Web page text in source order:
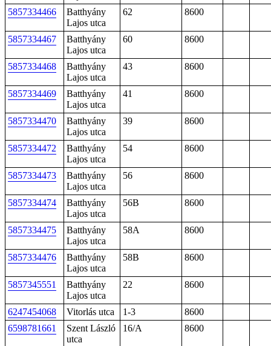
5857334466
Batthyány
Lajos utca
62 8600
5857334467
Batthyány
Lajos utca
60 8600
5857334468
Batthyány
Lajos utca
43 8600
5857334469
Batthyány
Lajos utca
41 8600
5857334470
Batthyány
Lajos utca
39 8600
5857334472
Batthyány
Lajos utca
54 8600
5857334473
Batthyány
Lajos utca
56 8600
5857334474
Batthyány
Lajos utca
56B 8600
5857334475
Batthyány
Lajos utca
58A 8600
5857334476
Batthyány
Lajos utca
58B 8600
5857345551
Batthyány
Lajos utca
22 8600
6247454068 Vitorlás utca 1-3
8600
6598781661
Szent László
utca
16/A 8600